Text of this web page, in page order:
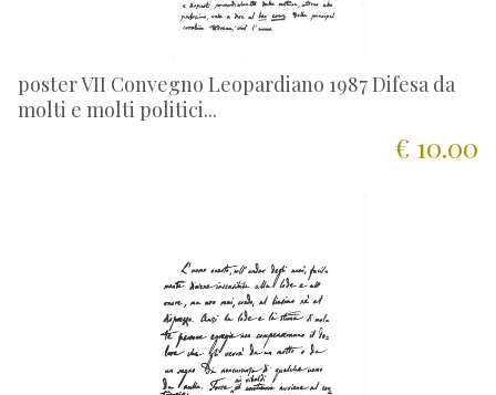
poster VII Convegno Leopardiano 1987 Difesa da
molti e molti politici...
€ 10.00